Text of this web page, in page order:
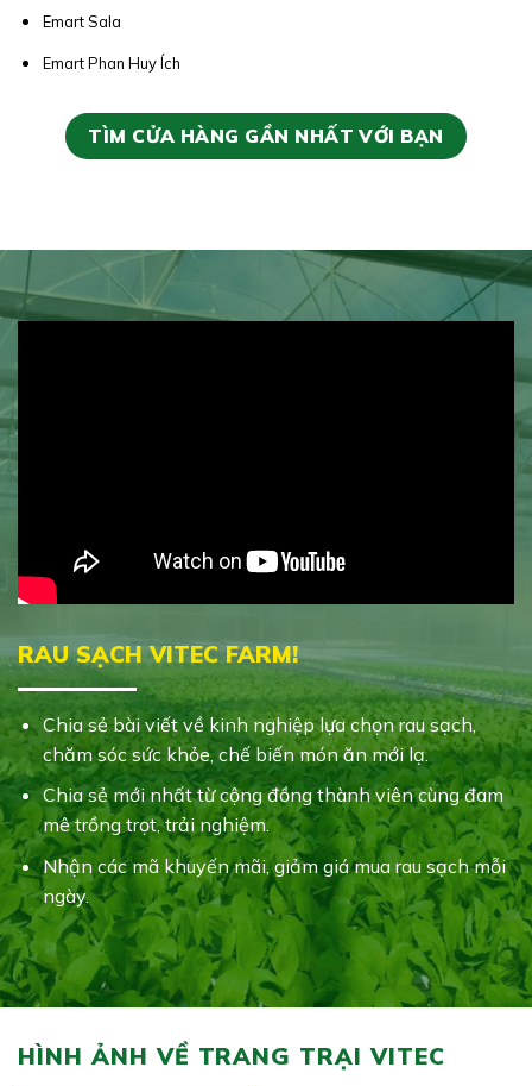
Emart Sala
Emart Phan Huy Ích
TÌM CỬA HÀNG GẦN NHẤT VỚI BẠN
RAU SẠCH VITEC FARM!
Chia sẻ bài viết về kinh nghiệp lựa chọn rau sạch,
chăm sóc sức khỏe, chế biến món ăn mới lạ.
Chia sẻ mới nhất từ cộng đồng thành viên cùng đam
mê trồng trọt, trải nghiệm.
Nhận các mã khuyến mãi, giảm giá mua rau sạch mỗi
ngày.
HÌNH ẢNH VỀ TRANG TRẠI VITEC